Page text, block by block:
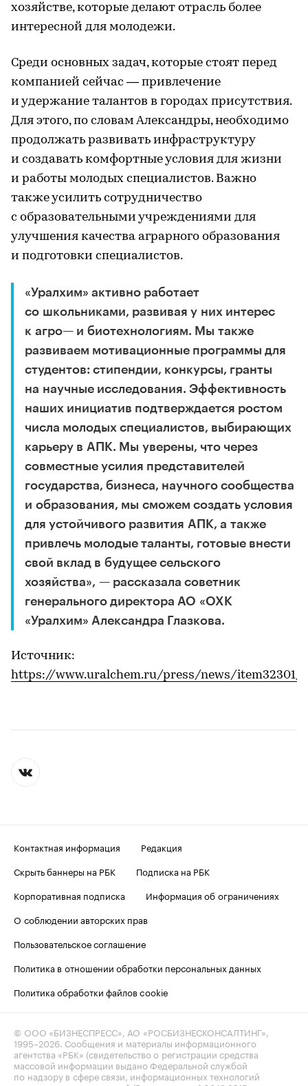
хозяйстве, которые делают отрасль более
интересной для молодежи.
Среди основных задач, которые стоят перед
компанией сейчас — привлечение
и удержание талантов в городах присутствия.
Для этого, по словам Александры, необходимо
продолжать развивать инфраструктуру
и создавать комфортные условия для жизни
и работы молодых специалистов. Важно
также усилить сотрудничество
с образовательными учреждениями для
улучшения качества аграрного образования
и подготовки специалистов.
«Уралхим» активно работает
со школьниками, развивая у них интерес
к агро— и биотехнологиям. Мы также
развиваем мотивационные программы для
студентов: стипендии, конкурсы, гранты
на научные исследования. Эффективность
наших инициатив подтверждается ростом
числа молодых специалистов, выбирающих
карьеру в АПК. Мы уверены, что через
совместные усилия представителей
государства, бизнеса, научного сообщества
и образования, мы сможем создать условия
для устойчивого развития АПК, а также
привлечь молодые таланты, готовые внести
свой вклад в будущее сельского
хозяйства», — рассказала советник
генерального директора АО «ОХК
«Уралхим» Александра Глазкова.
Источник:
https://www.uralchem.ru/press/news/item32301/
Контактная информация
Редакция
Скрыть баннеры на РБК
Подписка на РБК
Корпоративная подписка
Информация об ограничениях
О соблюдении авторских прав
Пользовательское соглашение
Политика в отношении обработки персональных данных
Политика обработки файлов cookie
© ООО «БИЗНЕСПРЕСС», АО «РОСБИЗНЕСКОНСАЛТИНГ»,
1995–2026 . Сообщения и материалы информационного
агентства «РБК» (свидетельство о регистрации средства
массовой информации выдано Федеральной службой
по надзору в сфере связи, информационных технологий